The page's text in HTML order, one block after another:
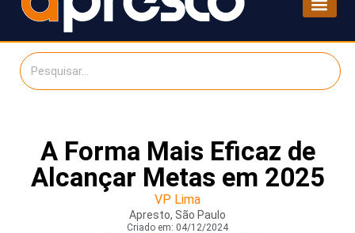
A Forma Mais Eficaz de
Alcançar Metas em 2025
VP Lima
Apresto, São Paulo
Criado em: 04/12/2024